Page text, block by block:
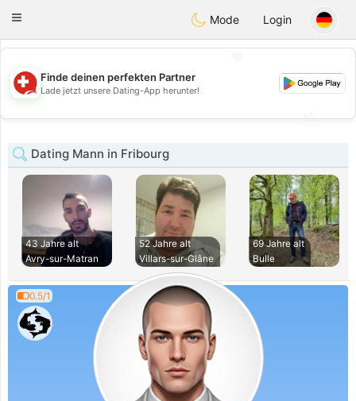
Suissi
Toggle
Mode Login
💖
💕
Finde deinen perfekten Partner
Lade jetzt unsere Dating-App herunter!
Dating Mann in Fribourg
43 Jahre alt
Avry-sur-Matran
52 Jahre alt
Villars-sur-Glâne
69 Jahre alt
Bulle
0.5/1